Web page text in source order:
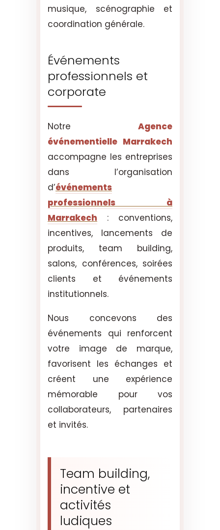
musique, scénographie et
coordination générale.
Événements
professionnels et
corporate
Notre Agence
événementielle Marrakech
accompagne les entreprises
dans l’organisation
d’événements
professionnels à
Marrakech : conventions,
incentives, lancements de
produits, team building,
salons, conférences, soirées
clients et événements
institutionnels.
Nous concevons des
événements qui renforcent
votre image de marque,
favorisent les échanges et
créent une expérience
mémorable pour vos
collaborateurs, partenaires
et invités.
Team building,
incentive et
activités
ludiques